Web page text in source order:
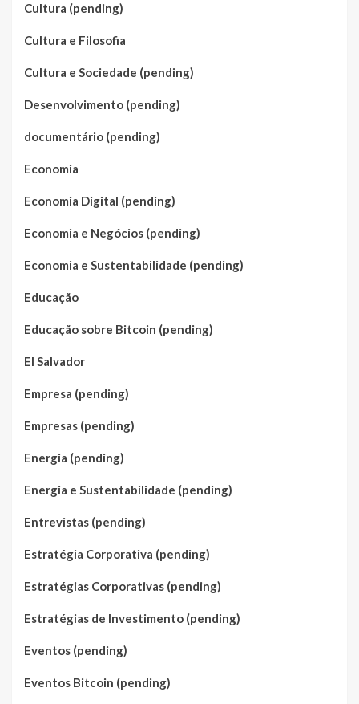
Cultura (pending)
Cultura e Filosofia
Cultura e Sociedade (pending)
Desenvolvimento (pending)
documentário (pending)
Economia
Economia Digital (pending)
Economia e Negócios (pending)
Economia e Sustentabilidade (pending)
Educação
Educação sobre Bitcoin (pending)
El Salvador
Empresa (pending)
Empresas (pending)
Energia (pending)
Energia e Sustentabilidade (pending)
Entrevistas (pending)
Estratégia Corporativa (pending)
Estratégias Corporativas (pending)
Estratégias de Investimento (pending)
Eventos (pending)
Eventos Bitcoin (pending)